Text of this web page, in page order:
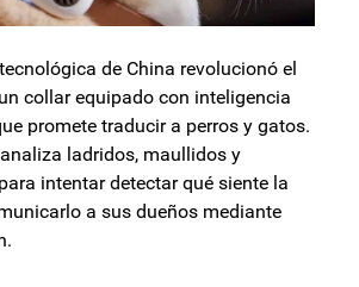
de China revolucionó el
collar equipado con inteligencia
promete traducir a perros y gatos.
ladridos, maullidos y
intentar detectar qué siente la
a sus dueños mediante